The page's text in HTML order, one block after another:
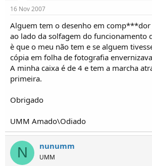
d
o
r
d
e
T
ó
p
i
o
s
í
c
i
o
16 Nov 2007
Alguem tem o desenho em comp***dor
ao lado da solfagem do funcionamento
è que o meu não tem e se alguem
cópia em folha de fotografia
A minha caixa é de 4 e tem a marcha
primeira.
Obrigado
UMM Amado\Odiado
N nunumm
UMM